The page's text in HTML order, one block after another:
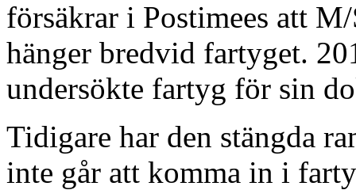
försäkrar i Postimees att
hänger bredvid fartyget.
undersökte fartyg för sin
Tidigare har den stängda
inte går att komma in i